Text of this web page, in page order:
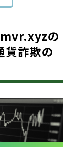
の
貨詐欺の